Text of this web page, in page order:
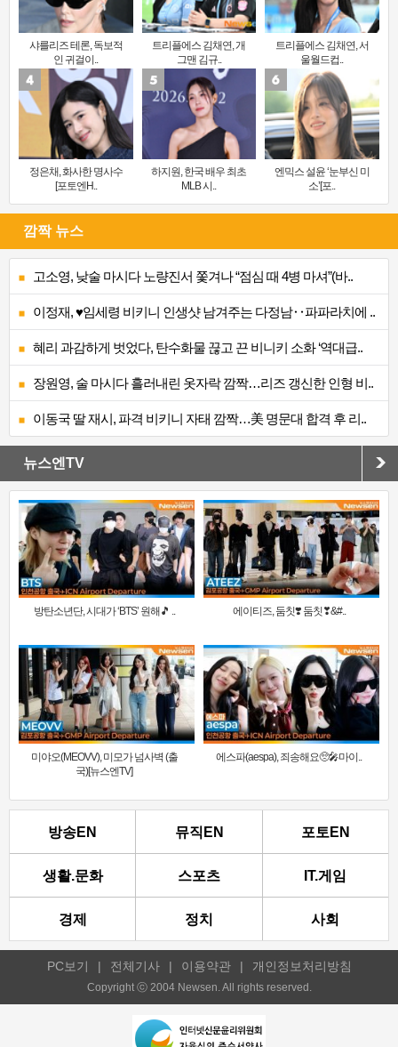
샤를리즈 테론, 독보적
인 귀걸이..
트리플에스 김채연, 개
그맨 김규..
트리플에스 김채연, 서
울월드컵..
정은채, 화사한 명사수
[포토엔H..
하지원, 한국 배우 최초
MLB 시..
엔믹스 설윤 ‘눈부신 미
소’[포..
깜짝 뉴스
고소영, 낮술 마시다 노량진서 쫓겨나 “점심 때 4병 마셔”(바..
이정재, ♥임세령 비키니 인생샷 남겨주는 다정남‥파파라치에 ..
혜리 과감하게 벗었다, 탄수화물 끊고 끈 비니키 소화 ‘역대급..
장원영, 술 마시다 흘러내린 옷자락 깜짝…리즈 갱신한 인형 비..
이동국 딸 재시, 파격 비키니 자태 깜짝…美 명문대 합격 후 리..
뉴스엔TV
방탄소년단, 시대가 ‘BTS’ 원해🎵 .. 에이티즈, 둠칫❣️ 둠칫❣&#..
미야오(MEOVV), 미모가 넘사벽 (출
국)[뉴스엔TV]
에스파(aespa), 죄송해요🥺🎤마이..
방송EN 뮤직EN 포토EN
생활.문화 스포츠 IT.게임
경제 정치 사회
PC보기 | 전체기사 | 이용약관 | 개인정보처리방침
Copyright ⓒ 2004 Newsen. All rights reserved.